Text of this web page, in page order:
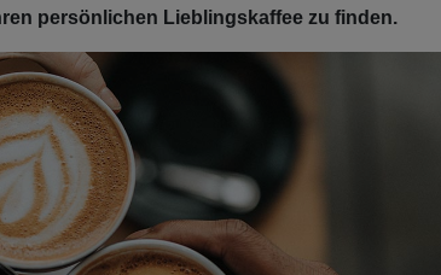
persönlichen Lieblingskaffee zu finden.